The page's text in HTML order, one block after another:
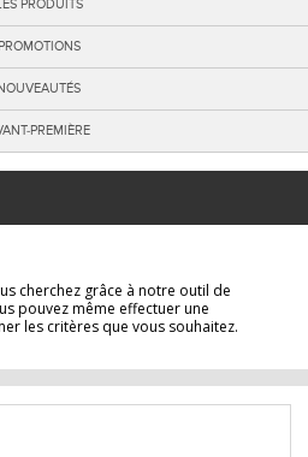
PRODUITS
PROMOTIONS
PREMIÈRE
cherchez grâce à notre outil de
pouvez même effectuer une
les critères que vous souhaitez.